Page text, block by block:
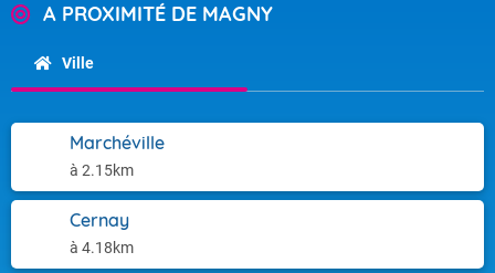
A PROXIMITÉ DE MAGNY
Ville
Marchéville
à 2.15km
Cernay
à 4.18km